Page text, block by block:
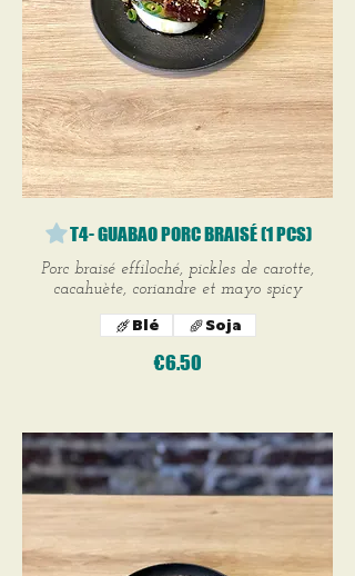
T4- GUABAO PORC BRAISÉ (1 PCS)
Porc braisé effiloché, pickles de carotte,
cacahuète, coriandre et mayo spicy
€6.50
Blé Soja